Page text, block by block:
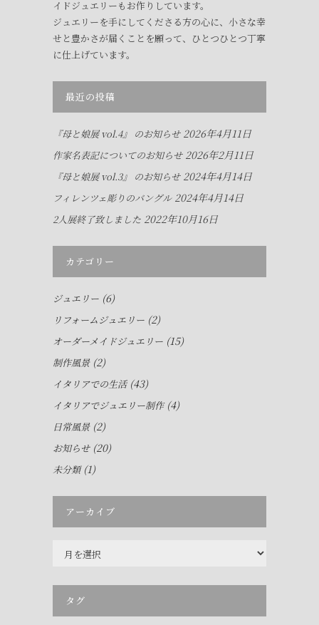
イドジュエリーもお作りしています。
ジュエリーを手にしてくださる方の心に、小さな幸
せと豊かさが届くことを願って、ひとつひとつ丁寧
に仕上げています。
最近の投稿
『母と娘展 vol.4』 のお知らせ 2026年4月11日
作家名表記についてのお知らせ 2026年2月11日
『母と娘展 vol.3』 のお知らせ 2024年4月14日
フィレンツェ彫りのバングル 2024年4月14日
2人展終了致しました 2022年10月16日
カテゴリー
ジュエリー (6)
リフォームジュエリー (2)
オーダーメイドジュエリー (15)
制作風景(2)
イタリアでの生活(43)
イタリアでジュエリー制作(4)
日常風景(2)
お知らせ(20)
未分類(1)
アーカイブ
タグ